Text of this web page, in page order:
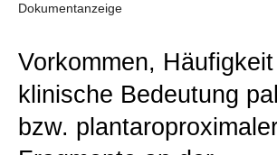
Dokumentanzeige
Vorkommen, Häufigkeit
klinische Bedeutung
bzw.